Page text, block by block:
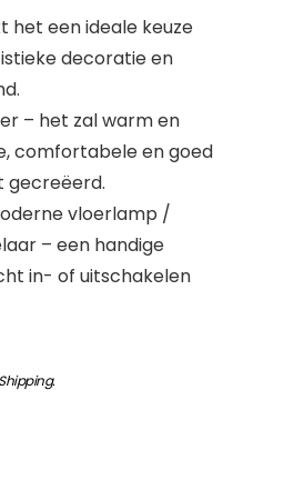
het een ideale keuze
decoratie en
– het zal warm en
comfortabele en goed
gecreëerd.
vloerlamp /
– een handige
in- of uitschakelen
Shipping.